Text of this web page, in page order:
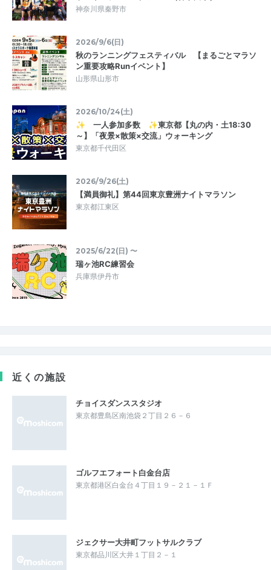
神奈川県秦野市
2026/9/6(日)
秋のランニングフェスティバル 【まるごとマラソ
ン重要攻略Runイベント】
山形県山形市
2026/10/24(土)
✨ 一人参加多数 ✨東京都【丸の内・土18:30
～】「夜景×散策×交流」ウォーキング
東京都千代田区
2026/9/26(土)
【満員御礼】第44回東京豊洲ナイトマラソン
東京都江東区
2025/6/22(日) 〜
瑞ヶ池RC練習会
兵庫県伊丹市
近くの施設
チョイスダンススタジオ
東京都豊島区南池袋２丁目２６－６
ゴルフエフォート白金台店
東京都港区白金台４丁目１９－２１－１Ｆ
ジェクサー大井町フットサルクラブ
東京都品川区大井１丁目２－１